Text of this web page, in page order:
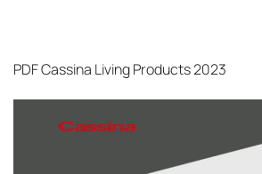
PDFCassina Living Products 2023